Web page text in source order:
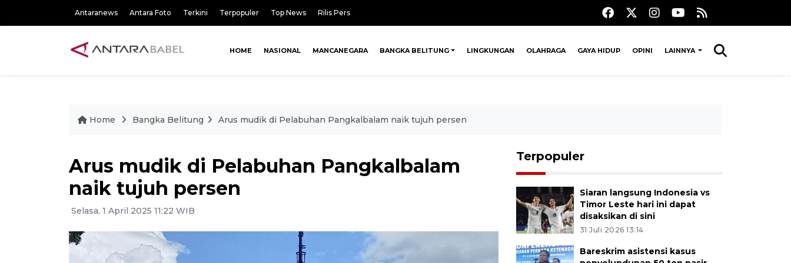
Antaranews Antara Foto Terkini Terpopuler Top News Rilis Pers
HOME NASIONAL MANCANEGARA BANGKA BELITUNG LINGKUNGAN OLAHRAGA GAYA HIDUP OPINI LAINNYA
Home Bangka Belitung Arus mudik di Pelabuhan Pangkalbalam naik tujuh persen
Arus mudik di Pelabuhan Pangkalbalam
naik tujuh persen
Selasa, 1 April 2025 11:22 WIB
Terpopuler
Siaran langsung Indonesia vs
Timor Leste hari ini dapat
disaksikan di sini
31 Juli 2026 13:14
Bareskrim asistensi kasus